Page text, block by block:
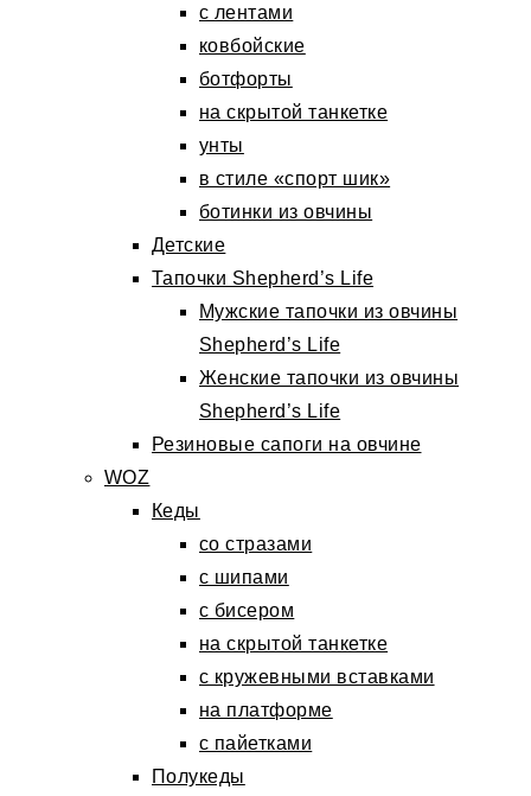
с лентами
ковбойские
ботфорты
на скрытой танкетке
унты
в стиле «спорт шик»
ботинки из овчины
Детские
Тапочки Shepherd’s Life
Мужские тапочки из овчины
Shepherd’s Life
Женские тапочки из овчины
Shepherd’s Life
Резиновые сапоги на овчине
WOZ
Кеды
со стразами
с шипами
с бисером
на скрытой танкетке
с кружевными вставками
на платформе
с пайетками
Полукеды